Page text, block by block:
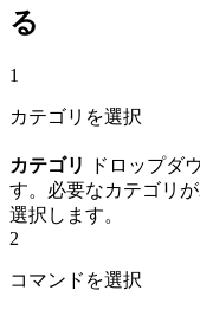
る
1
カテゴリを選択
カテゴリ
ドロップダ
す。必要なカテゴリ
選択します。
2
コマンドを選択